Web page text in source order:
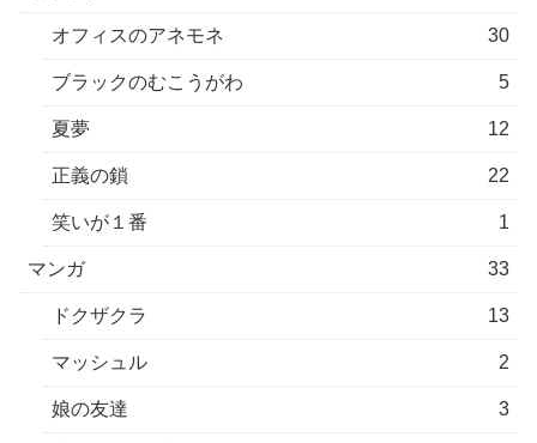
オフィスのアネモネ 30
ブラックのむこうがわ 5
夏夢 12
正義の鎖 22
笑いが１番 1
マンガ 33
ドクザクラ 13
マッシュル 2
娘の友達 3